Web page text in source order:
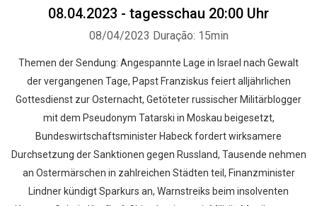
08.04.2023 - tagesschau 20:00 Uhr
08/04/2023 Duração: 15min
Themen der Sendung: Angespannte Lage in Israel nach Gewalt
der vergangenen Tage, Papst Franziskus feiert alljährlichen
Gottesdienst zur Osternacht, Getöteter russischer Militärblogger
mit dem Pseudonym Tatarski in Moskau beigesetzt,
Bundeswirtschaftsminister Habeck fordert wirksamere
Durchsetzung der Sanktionen gegen Russland, Tausende nehmen
an Ostermärschen in zahlreichen Städten teil, Finanzminister
Lindner kündigt Sparkurs an, Warnstreiks beim insolventen